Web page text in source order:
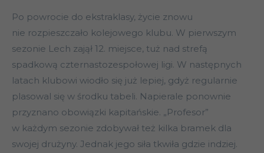
Po powrocie do ekstraklasy, życie znowu
nie rozpieszczało kolejowego klubu. W pierwszym
sezonie Lech zajął 12. miejsce, tuż nad strefą
spadkową czternastozespołowej ligi. W następnych
latach klubowi wiodło się już lepiej, gdyż regularnie
plasowal się w środku tabeli. Napierale ponownie
przyznano obowiązki kapitańskie. „Profesor”
w każdym sezonie zdobywał też kilka bramek dla
swojej drużyny. Jednak jego siła tkwiła gdzie indziej.